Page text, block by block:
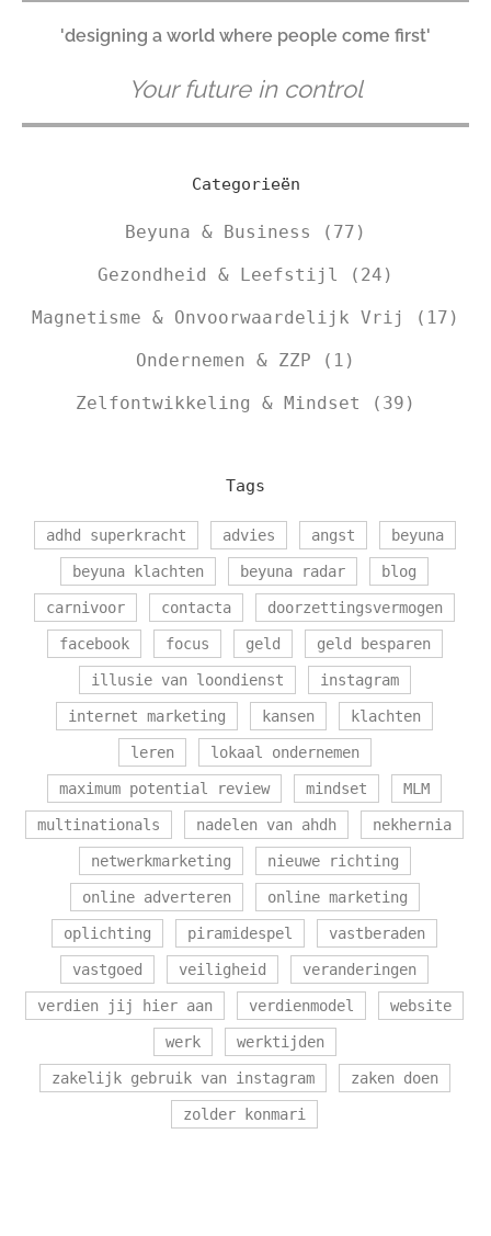
'designing a world where people come first'
Your future in control
Categorieën
Beyuna & Business (77)
Gezondheid & Leefstijl (24)
Magnetisme & Onvoorwaardelijk Vrij (17)
Ondernemen & ZZP (1)
Zelfontwikkeling & Mindset (39)
Tags
adhd superkracht advies angst beyuna
beyuna klachten beyuna radar blog
carnivoor contacta doorzettingsvermogen
facebook focus geld geld besparen
illusie van loondienst instagram
internet marketing kansen klachten
leren lokaal ondernemen
maximum potential review mindset MLM
multinationals nadelen van ahdh nekhernia
netwerkmarketing nieuwe richting
online adverteren online marketing
oplichting piramidespel vastberaden
vastgoed veiligheid veranderingen
verdien jij hier aan verdienmodel website
werk werktijden
zakelijk gebruik van instagram zaken doen
zolder konmari